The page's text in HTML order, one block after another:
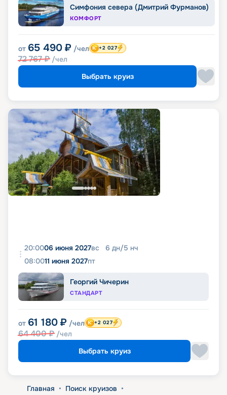
Симфония севера (Дмитрий Фурманов)
КОМФОРТ
от 65 490 ₽ /чел
72 767₽ /чел
+2 027
Выбрать круиз
20:0006 июня 2027вс 6 дн/5 нч
08:0011 июня 2027пт
Георгий Чичерин
СТАНДАРТ
от 61 180 ₽ /чел
64 400₽ /чел
+2 027
Выбрать круиз
Главная • Поиск круизов •